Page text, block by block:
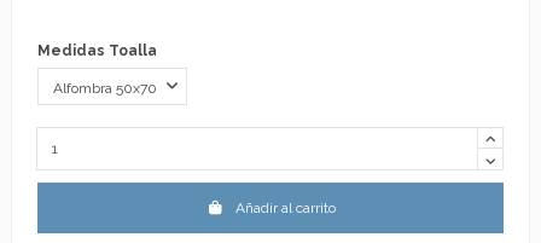
Medidas Toalla
Añadir al carrito